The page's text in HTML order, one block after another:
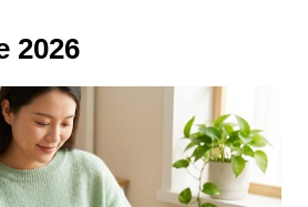
2026